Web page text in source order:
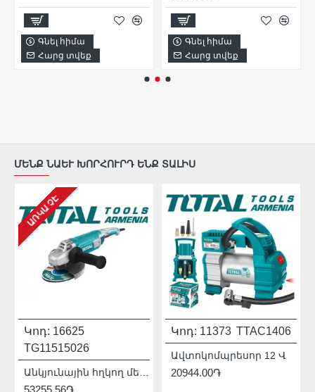
Գնել հիմա
Հարց տվեք
Գնել հիմա
Հարց տվեք
ՄԵՆՔ ՆԱԵՒ ԽՈՐՀՈՒՐԴ ԵՆՔ ՏԱԼԻՍ
ԱՌԿԱ ՉԷ
Կոդ: 16625
TG11515026
53255.56֏
Կոդ: 11373 TTAC1406
Ավտոկոմպրեսոր 12 Վ
20944.00֏